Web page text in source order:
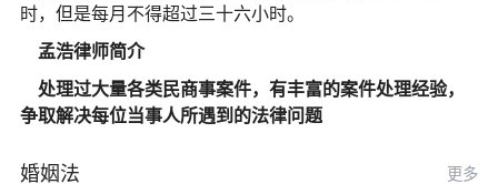
时，但是每月不得超过三十六小时。
孟浩律师简介
处理过大量各类民商事案件，有丰富的案件处理经验，
争取解决每位当事人所遇到的法律问题
婚姻法 更多